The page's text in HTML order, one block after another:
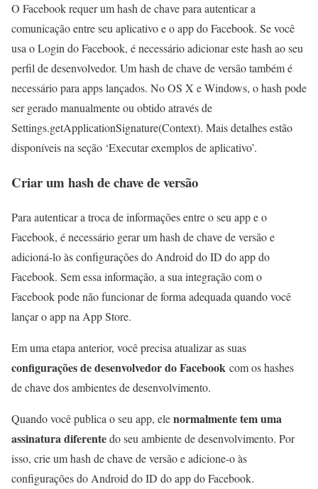
O Facebook requer um hash de chave para autenticar a
comunicação entre seu aplicativo e o app do Facebook. Se você
usa o Login do Facebook, é necessário adicionar este hash ao seu
perfil de desenvolvedor. Um hash de chave de versão também é
necessário para apps lançados. No OS X e Windows, o hash pode
ser gerado manualmente ou obtido através de
Settings.getApplicationSignature(Context). Mais detalhes estão
disponíveis na seção ‘Executar exemplos de aplicativo’.
Criar um hash de chave de versão
Para autenticar a troca de informações entre o seu app e o
Facebook, é necessário gerar um hash de chave de versão e
adicioná-lo às configurações do Android do ID do app do
Facebook. Sem essa informação, a sua integração com o
Facebook pode não funcionar de forma adequada quando você
lançar o app na App Store.
Em uma etapa anterior, você precisa atualizar as suas
configurações de desenvolvedor do Facebook com os hashes
de chave dos ambientes de desenvolvimento.
Quando você publica o seu app, elenormalmente tem uma
assinatura diferentedo seu ambiente de desenvolvimento. Por
isso, crie um hash de chave de versão e adicione-o às
configurações do Android do ID do app do Facebook.